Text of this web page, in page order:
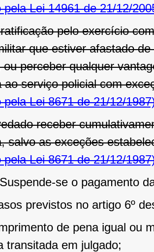
pela Lei 14961 de 21/12/
pelo exercício
que estiver afastado
ou perceber qualquer
ao serviço policial com
pela Lei 8671 de 21/12/
receber
salvo as exceções
pela Lei 8671 de 21/12/
Suspende-se o pagamento
previstos no artigo 6º
de pena igual ou
transitada em julgado;